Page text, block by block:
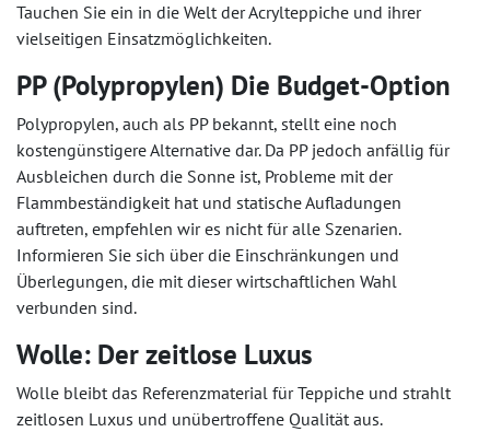
Tauchen Sie ein in die Welt der Acrylteppiche und ihrer
vielseitigen Einsatzmöglichkeiten.
PP (Polypropylen) Die Budget-Option
Polypropylen, auch als PP bekannt, stellt eine noch
kostengünstigere Alternative dar. Da PP jedoch anfällig für
Ausbleichen durch die Sonne ist, Probleme mit der
Flammbeständigkeit hat und statische Aufladungen
auftreten, empfehlen wir es nicht für alle Szenarien.
Informieren Sie sich über die Einschränkungen und
Überlegungen, die mit dieser wirtschaftlichen Wahl
verbunden sind.
Wolle: Der zeitlose Luxus
Wolle bleibt das Referenzmaterial für Teppiche und strahlt
zeitlosen Luxus und unübertroffene Qualität aus.